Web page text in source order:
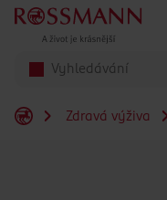
Přeskočit na hlavmní obsah
Zdravá výživa